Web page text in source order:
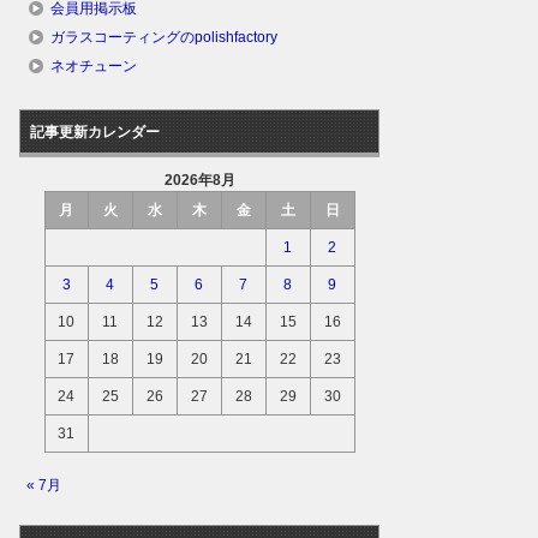
会員用掲示板
ガラスコーティングのpolishfactory
ネオチューン
記事更新カレンダー
2026年8月
月
火 水 木 金 土 日
1 2
3 4 5 6 7 8 9
10 11 12 13 14 15 16
17 18 19 20 21 22 23
24 25 26 27 28 29 30
31
« 7月